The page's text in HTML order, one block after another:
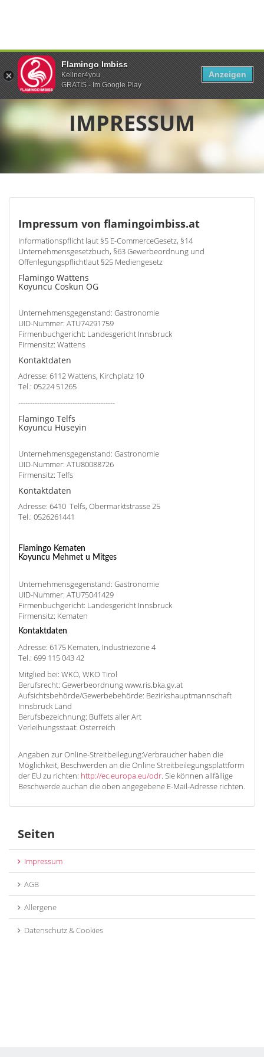
IMPRESSUM
Impressum von flamingoimbiss.at
Informationspflicht laut §5 E-CommerceGesetz, §14
Unternehmensgesetzbuch, §63 Gewerbeordnung und
Offenlegungspflichtlaut §25 Mediengesetz
Flamingo Wattens
Koyuncu Coskun OG
Unternehmensgegenstand: Gastronomie
UID-Nummer: ATU74291759
Firmenbuchgericht: Landesgericht Innsbruck
Firmensitz: Wattens
Kontaktdaten
Adresse: 6112 Wattens, Kirchplatz 10
Tel.: 05224 51265
-----------------------------------------
Flamingo Telfs
Koyuncu Hüseyin
Unternehmensgegenstand: Gastronomie
UID-Nummer: ATU80088726
Firmensitz: Telfs
Kontaktdaten
Adresse: 6410 Telfs, Obermarktstrasse 25
Tel.: 0526261441
Flamingo Kematen
Koyuncu Mehmet u Mitges
Unternehmensgegenstand: Gastronomie
UID-Nummer: ATU75041429
Firmenbuchgericht: Landesgericht Innsbruck
Firmensitz: Kematen
Kontaktdaten
Adresse: 6175 Kematen, Industriezone 4
Tel.: 699 115 043 42
Mitglied bei: WKÖ, WKO Tirol
Berufsrecht: Gewerbeordnung www.ris.bka.gv.at
Aufsichtsbehörde/Gewerbebehörde: Bezirkshauptmannschaft
Innsbruck Land
Berufsbezeichnung: Buffets aller Art
Verleihungsstaat: Österreich
Angaben zur Online-Streitbeilegung:Verbraucher haben die
Möglichkeit, Beschwerden an die Online Streitbeilegungsplattform
der EU zu richten: http://ec.europa.eu/odr. Sie können allfällige
Beschwerde auchan die oben angegebene E-Mail-Adresse richten.
Seiten
Impressum
AGB
Allergene
Datenschutz & Cookies
Flamingo Imbiss
Kellner4you
GRATIS - Im Google Play
Anzeigen